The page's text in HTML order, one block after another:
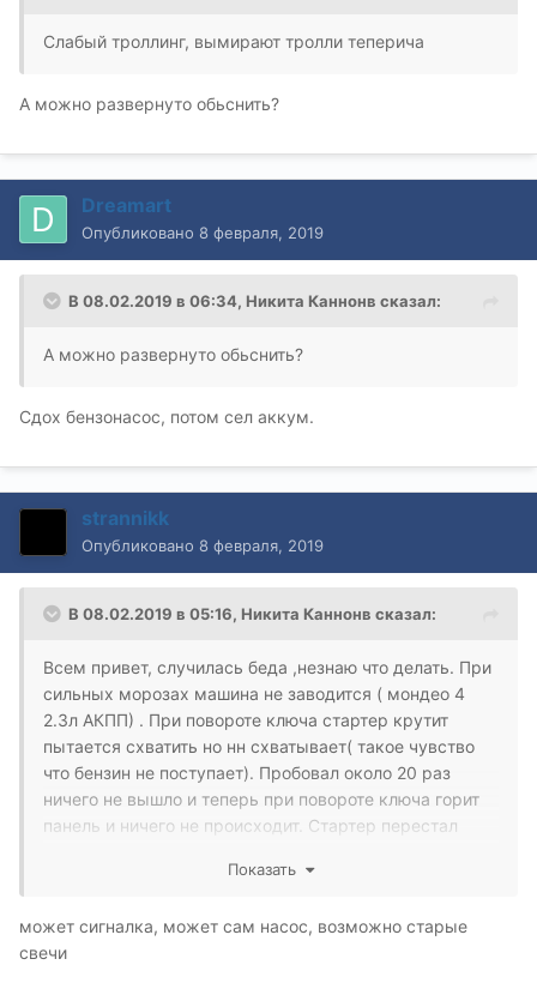
Слабый троллинг, вымирают тролли теперича
А можно развернуто обьснить?
Dreamart
Опубликовано 8 февраля, 2019
В 08.02.2019 в 06:34, Никита Каннонв сказал:
А можно развернуто обьснить?
Сдох бензонасос, потом сел аккум.
strannikk
Опубликовано 8 февраля, 2019
В 08.02.2019 в 05:16, Никита Каннонв сказал:
Всем привет, случилась беда ,незнаю что делать. При
сильных морозах машина не заводится ( мондео 4
2.3л АКПП) . При повороте ключа стартер крутит
пытается схватить но нн схватывает( такое чувство
что бензин не поступает). Пробовал около 20 раз
ничего не вышло и теперь при повороте ключа горит
панель и ничего не происходит. Стартер перестал
сигнализации шерхан?Показать
может сигналка, может сам насос, возможно старые
свечи